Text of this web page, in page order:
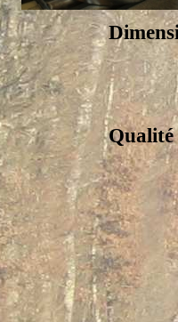
Qualité